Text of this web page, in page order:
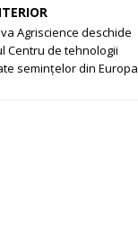
Agriscience deschide
Centru de tehnologii
semințelor din Europa